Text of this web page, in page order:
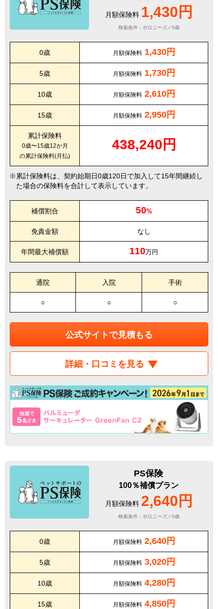
月額保険料 1,430円
検索条件：ボロニーズ／0歳
0歳 月額保険料 1,430円
5歳 月額保険料 1,730円
10歳 月額保険料 2,610円
15歳 月額保険料 2,950円
累計保険料
0歳〜15歳12か月
の累計保険料(月払)
438,240円
累計保険料は、契約始期日0歳120日で加入して15年間継続し
た場合の保険料を合計して表示しています。
補償割合 50%
免責金額 なし
年間最大補償額 110万円
通院 入院 手術
○ ○ ○
公式サイトで見積もる
詳細・口コミを見る
PS保険
100％補償プラン
月額保険料 2,640円
検索条件：ボロニーズ／0歳
0歳 月額保険料 2,640円
5歳 月額保険料 3,020円
10歳 月額保険料 4,280円
15歳 月額保険料 4,850円